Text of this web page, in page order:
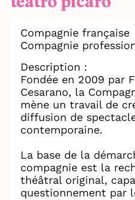
Compagnie française
Compagnie
Description :
Fondée en 2009 par
Cesarano, la
mène un travail de
diffusion de
contemporaine.
La base de la
compagnie est la
théâtral original,
questionnement par